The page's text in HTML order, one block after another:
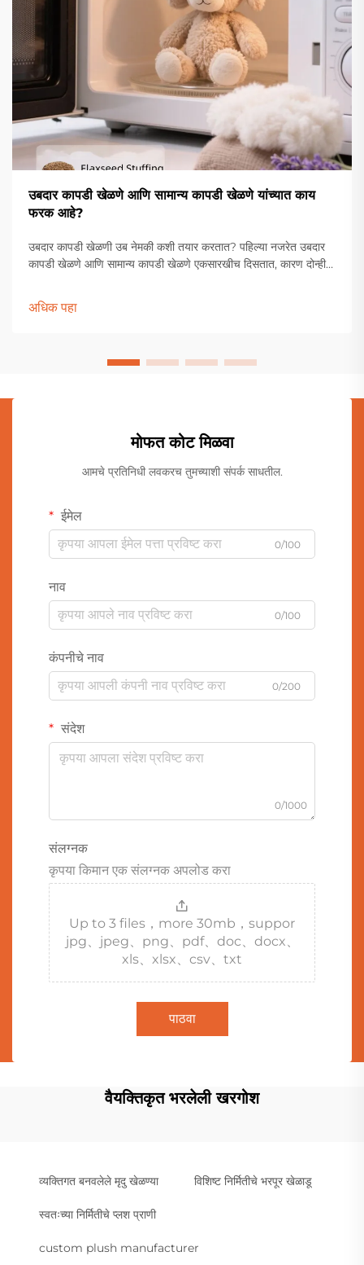
उबदार कापडी खेळणे आणि सामान्य कापडी खेळणे यांच्यात काय
फरक आहे?
उबदार कापडी खेळणी उब नेमकी कशी तयार करतात? पहिल्या नजरेत उबदार
कापडी खेळणे आणि सामान्य कापडी खेळणे एकसारखीच दिसतात, कारण दोन्ही
मोठा फरक असतो. सामान्य कापूस भरल्याशिवाय, उबदार कापडी खेळण्यांमध्ये
सामान्य कापडी खेळण्यांपेक्षा वेगळीच सामग्री वापरली जाते...
अधिक पहा
मोफत कोट मिळवा
आमचे प्रतिनिधी लवकरच तुमच्याशी संपर्क साधतील.
ईमेल
0/100
नाव
0/100
कंपनीचे नाव
0/200
संदेश
0/1000
संलग्नक
कृपया किमान एक संलग्नक अपलोड करा
Up to 3 files，more 30mb，suppor
jpg、jpeg、png、pdf、doc、docx、
xls、xlsx、csv、txt
पाठवा
वैयक्तिकृत भरलेली खरगोश
व्यक्तिगत बनवलेले मृदु खेळण्या विशिष्ट निर्मितीचे भरपूर खेळाडू
स्वतःच्या निर्मितीचे प्लश प्राणी
custom plush manufacturer